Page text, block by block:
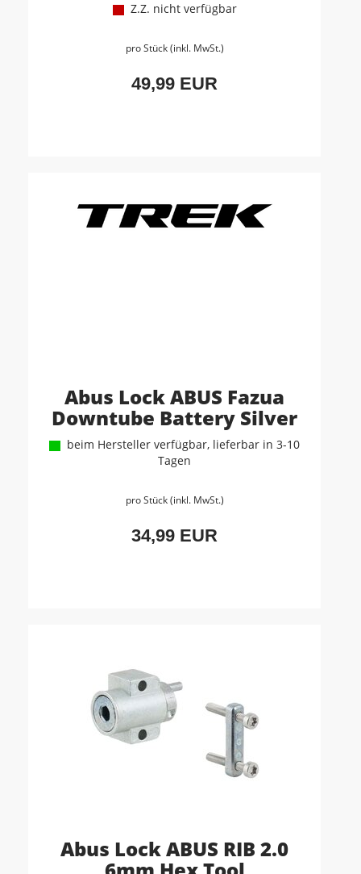
Z.Z. nicht verfügbar
pro Stück (inkl. MwSt.)
49,99 EUR
Abus Lock ABUS Fazua
Downtube Battery Silver
beim Hersteller verfügbar, lieferbar in 3-10
Tagen
pro Stück (inkl. MwSt.)
34,99 EUR
Abus Lock ABUS RIB 2.0